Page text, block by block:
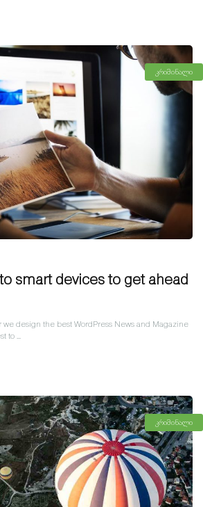
კრიმინალი
smart devices to get ahead
design the best WordPress News and Magazine
to ...
კრიმინალი